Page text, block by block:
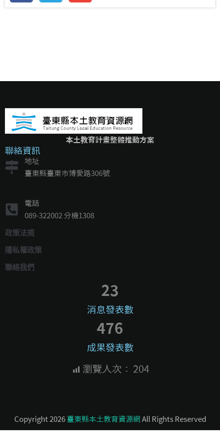
本土教育計畫整體推動方案
聯絡資訊
地址
臺東縣臺東市博愛路306號
電話
089-322002 分機1308
政策法規
隱私權政策
聯絡我們
消息發表數
23
成果發表數
476
瀏覽人次： 204
Copyright 2026 臺東縣本土教育資源網 All Rights Reserved